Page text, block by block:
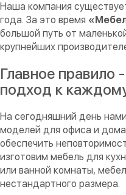
Наша компания
года. За это время
большой путь от
крупнейших
Главное правило
подход к
На сегодняшний день
моделей для офиса и
обеспечить
изготовим мебель для
или ванной комнаты,
нестандартного размера.